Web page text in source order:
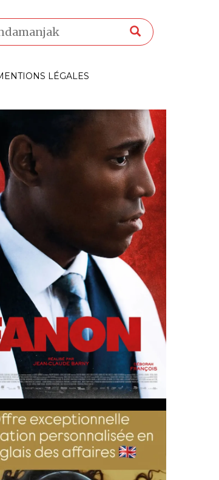
LÉGALES